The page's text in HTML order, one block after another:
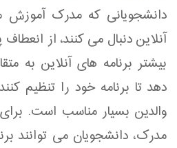
آنلاین دنبال می کنند، از انعطاف
بیشتر برنامه های آنلاین به
دهد تا برنامه خود را تنظیم
والدین بسیار مناسب است.